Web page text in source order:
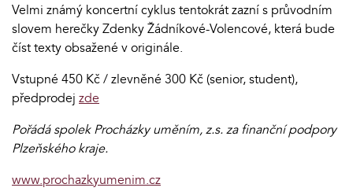
Velmi známý koncertní cyklus tentokrát zazní s průvodním
slovem herečky Zdenky Žádníkové-Volencové, která bude
číst texty obsažené v originále.
Vstupné 450 Kč / zlevněné 300 Kč (senior, student),
předprodej zde
Pořádá spolek Procházky uměním, z.s. za finanční podpory
Plzeňského kraje.
www.prochazkyumenim.cz